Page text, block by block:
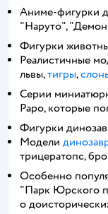
Аниме-фигурки
"Наруто", "Демон
Фигурки
Реалистичные
львы,тигры,
Серии
Papo, которые
Фигурки
Модели
трицератопс,
Особенно
"Парк Юрского
о